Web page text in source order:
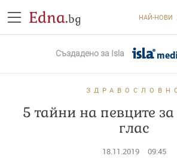
Edna.bg НАЙ-НОВИ
Създадено за Isla
5 тайни на певците за
глас
18.11.2019 09:45